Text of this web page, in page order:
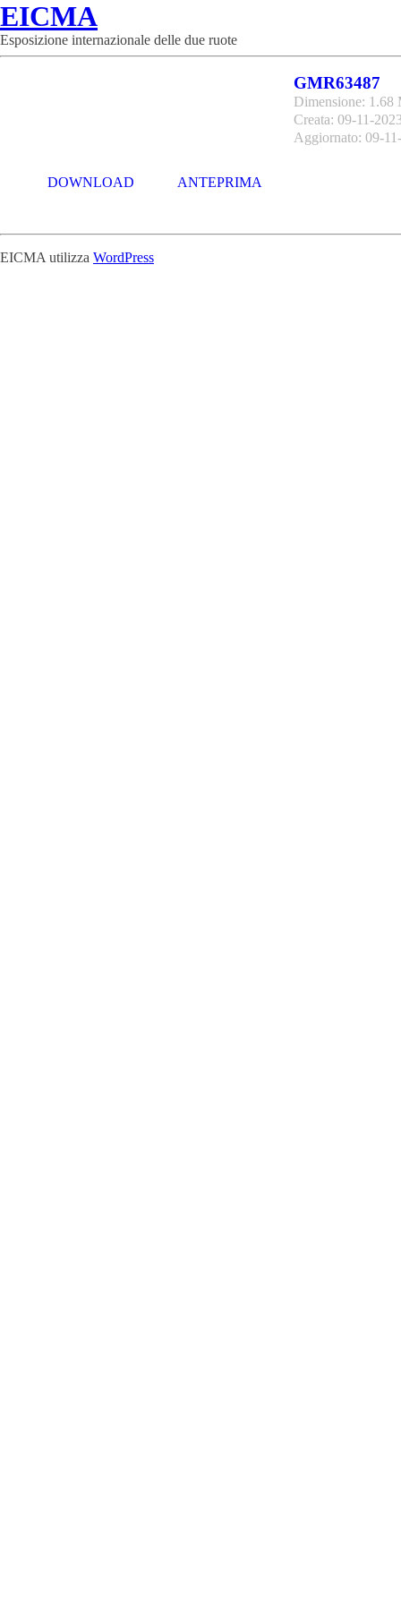
EICMA
Esposizione internazionale delle due ruote
GMR63487
Dimensione: 1.68
Creata: 09-11-
Aggiornato: 09-
DOWNLOAD ANTEPRIMA
EICMA utilizza WordPress